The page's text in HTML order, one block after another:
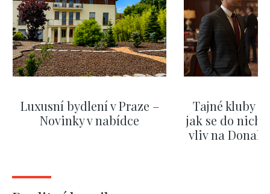
Luxusní bydlení v Praze –
Novinky v nabídce
Tajné kluby
jak se do nich
vliv na